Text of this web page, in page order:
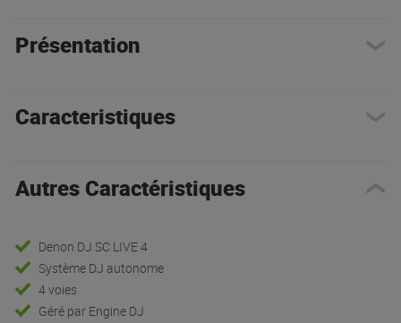
Présentation
Caracteristiques
Autres Caractéristiques
Denon DJ SC LIVE 4
Système DJ autonome
4 voies
Géré par Engine DJ